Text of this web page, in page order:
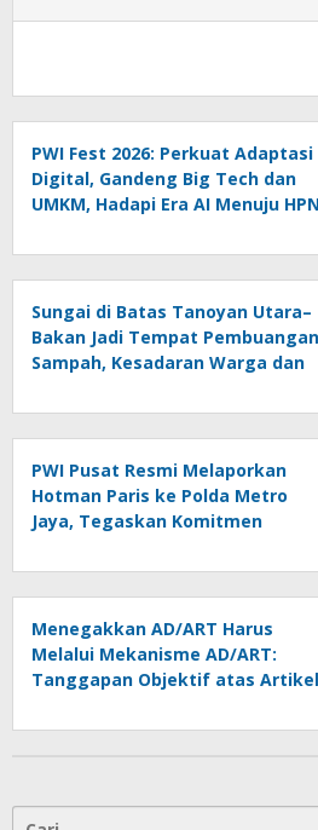
PWI Fest 2026: Perkuat Adaptasi
Digital, Gandeng Big Tech dan
UMKM, Hadapi Era AI Menuju HPN
Sungai di Batas Tanoyan Utara–
Bakan Jadi Tempat Pembuangan
Sampah, Kesadaran Warga dan
Dipertanyakan
PWI Pusat Resmi Melaporkan
Hotman Paris ke Polda Metro
Jaya, Tegaskan Komitmen
Menegakkan AD/ART Harus
Melalui Mekanisme AD/ART:
Tanggapan Objektif atas Artikel
Konspirasi Melanggar Aturan”